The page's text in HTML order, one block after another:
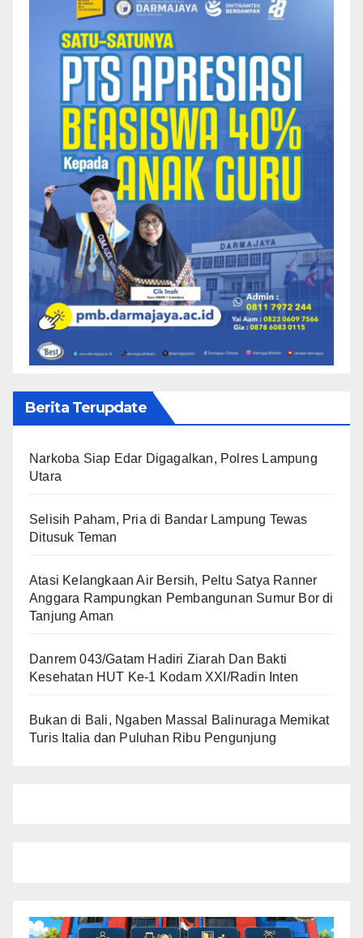
Berita Terupdate
Narkoba Siap Edar Digagalkan, Polres Lampung
Utara
Selisih Paham, Pria di Bandar Lampung Tewas
Ditusuk Teman
Atasi Kelangkaan Air Bersih, Peltu Satya Ranner
Anggara Rampungkan Pembangunan Sumur Bor di
Tanjung Aman
Danrem 043/Gatam Hadiri Ziarah Dan Bakti
Kesehatan HUT Ke-1 Kodam XXI/Radin Inten
Bukan di Bali, Ngaben Massal Balinuraga Memikat
Turis Italia dan Puluhan Ribu Pengunjung